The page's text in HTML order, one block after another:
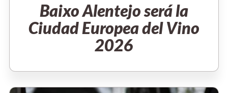
Baixo Alentejo será la
Ciudad Europea del Vino
2026